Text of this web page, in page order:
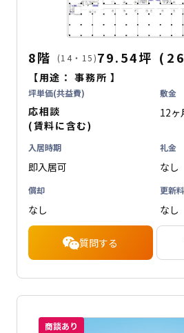
8階 (14・15)79.54坪 (
【用途：事務所 】
坪単価(共益費)
応相談
(賃料に含む)
敷金
12ヶ
入居時期
即入居可
礼金
なし
償却
なし
更新料
なし
質問する
商談あり